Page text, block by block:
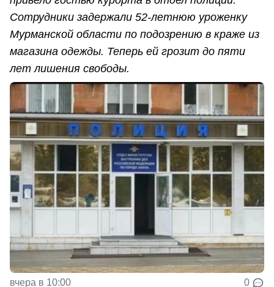
Сотрудники задержали 52-летнюю уроженку
Мурманской области по подозрению в краже из
магазина одежды. Теперь ей грозит до пяти
лет лишения свободы.
вчера в 10:00 0